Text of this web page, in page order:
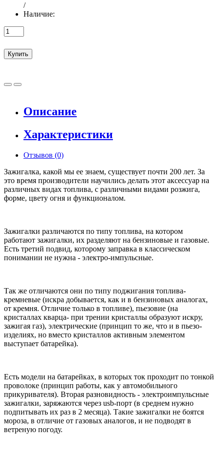
/
Наличие:
Купить
Описание
Характеристики
Отзывов (0)
Зажигалка, какой мы ее знаем, существует почти 200 лет. За
это время производители научились делать этот аксессуар на
различных видах топлива, с различными видами розжига,
форме, цвету огня и функционалом.
Зажигалки различаются по типу топлива, на котором
работают зажигалки, их разделяют на бензиновые и газовые.
Есть третий подвид, которому заправка в классическом
понимании не нужна - электро-импульсные.
Так же отличаются они по типу поджигания топлива-
кремневые (искра добывается, как и в бензиновых аналогах,
от кремня. Отличие только в топливе), пьезовие (на
кристаллах кварца- при трении кристаллы образуют искру,
зажигая газ), электрические (принцип то же, что и в пьезо-
изделиях, но вместо кристаллов активным элементом
выступает батарейка).
Есть модели на батарейках, в которых ток проходит по тонкой
проволоке (принцип работы, как у автомобильного
прикуривателя). Вторая разновидность - электроимпульсные
зажигалки, заряжаются через usb-порт (в среднем нужно
подпитывать их раз в 2 месяца). Такие зажигалки не боятся
мороза, в отличие от газовых аналогов, и не подводят в
ветреную погоду.